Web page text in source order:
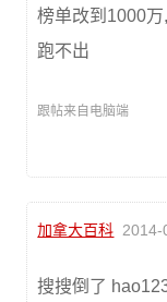
榜单改到1000
跑不出
跟帖来自电脑端
加拿大百科 2014-
搜搜倒了